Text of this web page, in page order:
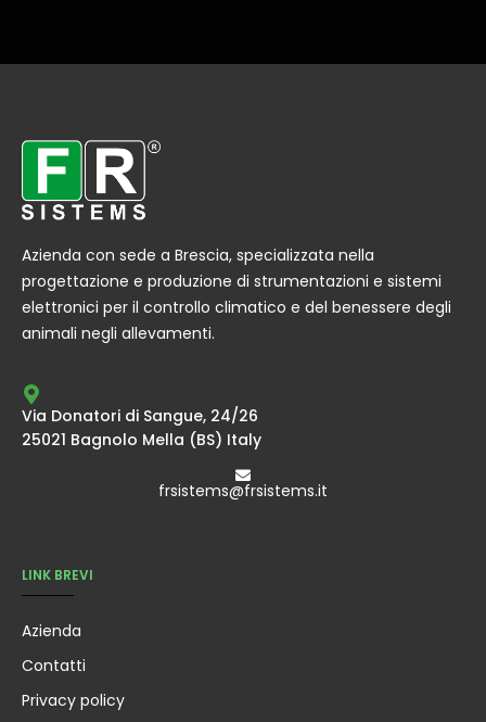
Azienda con sede a Brescia, specializzata nella
progettazione e produzione di strumentazioni e sistemi
elettronici per il controllo climatico e del benessere degli
animali negli allevamenti.
Via Donatori di Sangue, 24/26
25021 Bagnolo Mella (BS) Italy
frsistems@frsistems.it
LINK BREVI
Azienda
Contatti
Privacy policy